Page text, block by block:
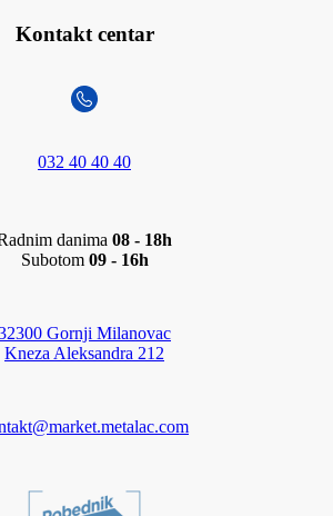
Kontakt centar
032 40 40 40
danima 08 - 18h
Subotom 09 - 16h
Gornji Milanovac
Kneza Aleksandra 212